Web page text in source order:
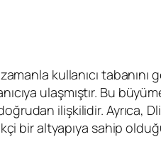
kullanıcı
ulaşmıştır. Bu
ilişkilidir. Ayrıca,
bir altyapıya sahip